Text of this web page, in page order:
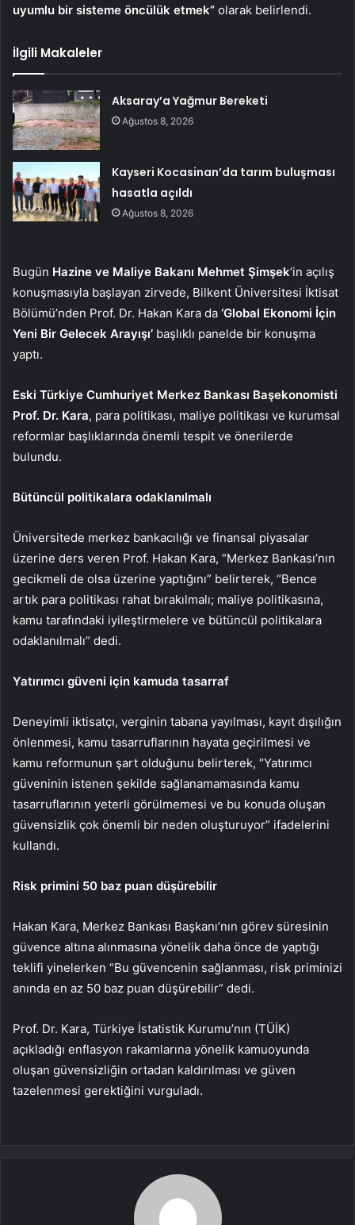
uyumlu bir sisteme öncülük etmek” olarak belirlendi.
İlgili Makaleler
Aksaray’a Yağmur Bereketi
Ağustos 8, 2026
Kayseri Kocasinan’da tarım buluşması
hasatla açıldı
Ağustos 8, 2026
Bugün Hazine ve Maliye Bakanı Mehmet Şimşek‘in açılış
konuşmasıyla başlayan zirvede, Bilkent Üniversitesi İktisat
Bölümü’nden Prof. Dr. Hakan Kara da ‘Global Ekonomi İçin
Yeni Bir Gelecek Arayışı’ başlıklı panelde bir konuşma
yaptı.
Eski Türkiye Cumhuriyet Merkez Bankası Başekonomisti
Prof. Dr. Kara, para politikası, maliye politikası ve kurumsal
reformlar başlıklarında önemli tespit ve önerilerde
bulundu.
Bütüncül politikalara odaklanılmalı
Üniversitede merkez bankacılığı ve finansal piyasalar
üzerine ders veren Prof. Hakan Kara, “Merkez Bankası’nın
gecikmeli de olsa üzerine yaptığını” belirterek, “Bence
artık para politikası rahat bırakılmalı; maliye politikasına,
kamu tarafındaki iyileştirmelere ve bütüncül politikalara
odaklanılmalı” dedi.
Yatırımcı güveni için kamuda tasarraf
Deneyimli iktisatçı, verginin tabana yayılması, kayıt dışılığın
önlenmesi, kamu tasarruflarının hayata geçirilmesi ve
kamu reformunun şart olduğunu belirterek, “Yatırımcı
güveninin istenen şekilde sağlanamamasında kamu
tasarruflarının yeterli görülmemesi ve bu konuda oluşan
güvensizlik çok önemli bir neden oluşturuyor” ifadelerini
kullandı.
Risk primini 50 baz puan düşürebilir
Hakan Kara, Merkez Bankası Başkanı’nın görev süresinin
güvence altına alınmasına yönelik daha önce de yaptığı
teklifi yinelerken “Bu güvencenin sağlanması, risk priminizi
anında en az 50 baz puan düşürebilir” dedi.
Prof. Dr. Kara, Türkiye İstatistik Kurumu’nın (TÜİK)
açıkladığı enflasyon rakamlarına yönelik kamuoyunda
oluşan güvensizliğin ortadan kaldırılması ve güven
tazelenmesi gerektiğini vurguladı.